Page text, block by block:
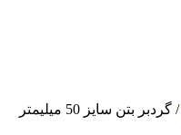
/ گردبر بتن سایز 50 میلیمتر